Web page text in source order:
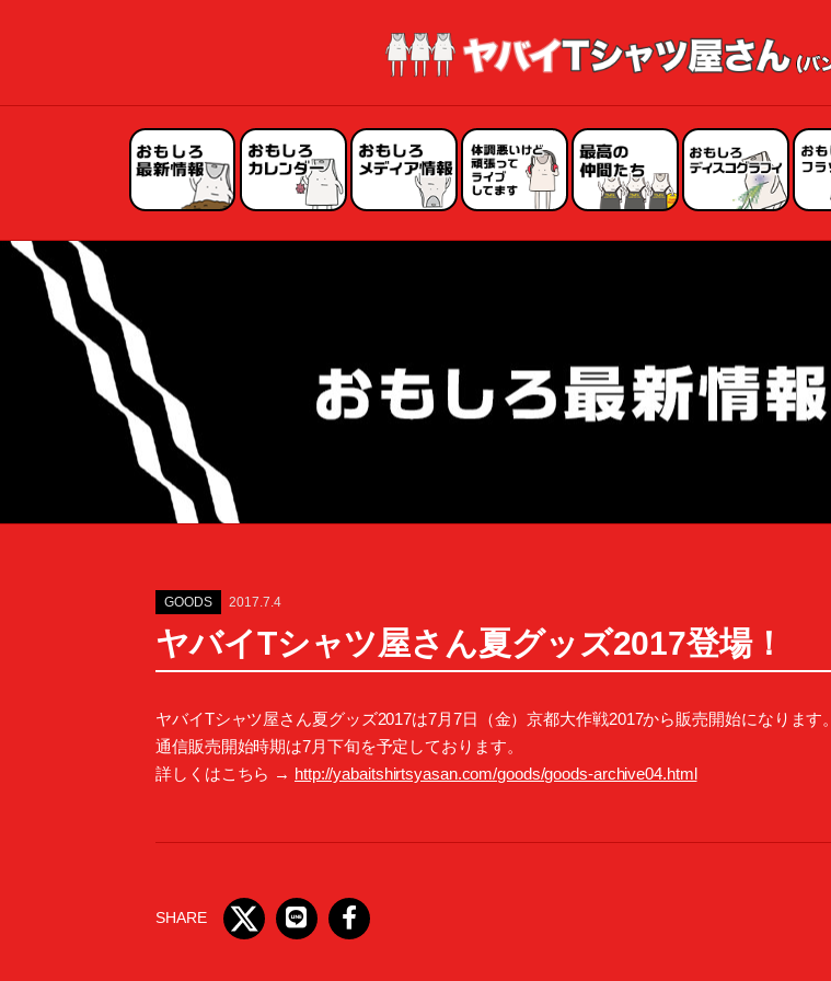
GOODS 2017.7.4
ヤバイTシャツ屋さん夏グッズ2017登場！
ヤバイTシャツ屋さん夏グッズ2017は7月7日（金）京都大作戦2017から販売開始になります。
通信販売開始時期は7月下旬を予定しております。
詳しくはこちら → http://yabaitshirtsyasan.com/goods/goods-archive04.html
SHARE